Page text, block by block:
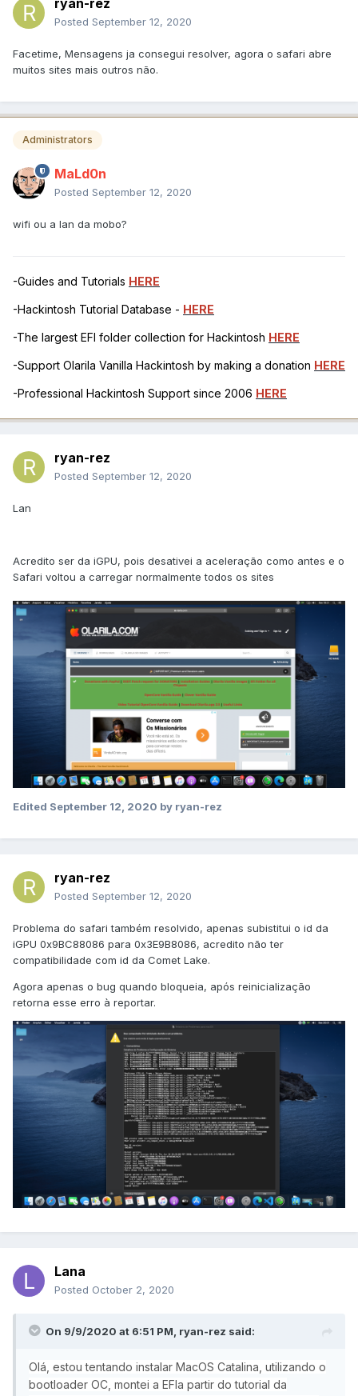
ryan-rez
Posted September 12, 2020
Facetime, Mensagens ja consegui resolver, agora o safari abre
muitos sites mais outros não.
Administrators
MaLd0n
Posted September 12, 2020
wifi ou a lan da mobo?
-Guides and Tutorials HERE
-Hackintosh Tutorial Database - HERE
-The largest EFI folder collection for Hackintosh HERE
-Support Olarila Vanilla Hackintosh by making a donation HERE
-Professional Hackintosh Support since 2006 HERE
ryan-rez
Posted September 12, 2020
Lan
Acredito ser da iGPU, pois desativei a aceleração como antes e o
Safari voltou a carregar normalmente todos os sites
Edited September 12, 2020 by ryan-rez
ryan-rez
Posted September 12, 2020
Problema do safari também resolvido, apenas subistitui o id da
iGPU 0x9BC88086 para 0x3E9B8086, acredito não ter
compatibilidade com id da Comet Lake.
Agora apenas o bug quando bloqueia, após reinicialização
retorna esse erro à reportar.
Lana
Posted October 2, 2020
On 9/9/2020 at 6:51 PM, ryan-rez said:
Olá, estou tentando instalar MacOS Catalina, utilizando o
bootloader OC, montei a EFIa partir do tutorial da